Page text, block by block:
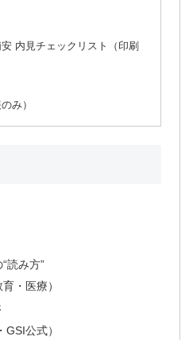
内見チェックリスト（印刷
み）
読み方”
・医療）
公式）